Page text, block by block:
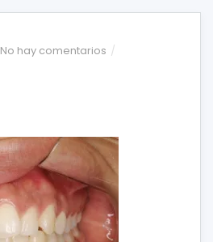
No hay comentarios en